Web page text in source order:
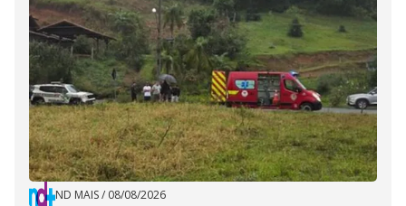
ND MAIS/ 08/08/2026